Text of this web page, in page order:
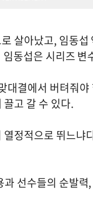
살아났고, 임동
동섭은 시리즈 변
결에서 버텨줘
고 갈 수 있다.
정적으로 뛰느냐
선수들의 순발